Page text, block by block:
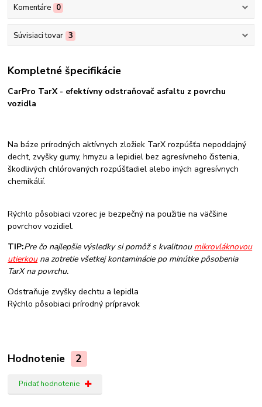
Komentáre 0
Súvisiaci tovar 3
Kompletné špecifikácie
CarPro TarX - efektívny odstraňovač asfaltu z povrchu
vozidla
Na báze prírodných aktívnych zložiek TarX rozpúšťa nepoddajný
decht, zvyšky gumy, hmyzu a lepidiel bez agresívneho čistenia,
škodlivých chlórovaných rozpúšťadiel alebo iných agresívnych
chemikálií.
Rýchlo pôsobiaci vzorec je bezpečný na použitie na väčšine
povrchov vozidiel.
TIP:Pre čo najlepšie výsledky si pomôž s kvalitnou mikrovláknovou
utierkouna zotretie všetkej kontaminácie po minútke pôsobenia
TarX na povrchu.
Odstraňuje zvyšky dechtu a lepidla
Rýchlo pôsobiaci prírodný prípravok
Hodnotenie 2
Pridať hodnotenie